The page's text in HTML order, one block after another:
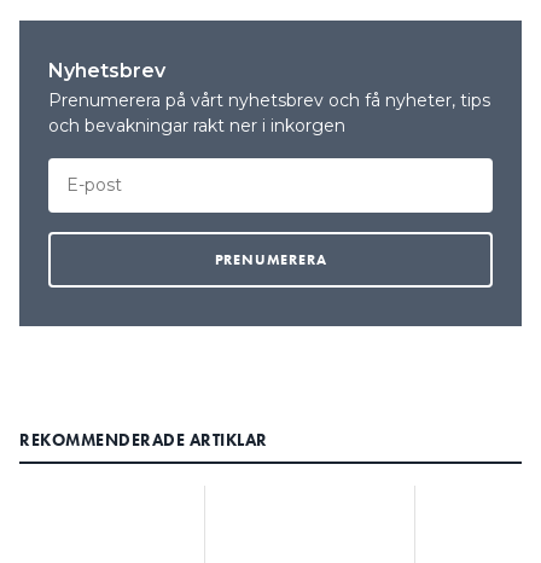
Nyhetsbrev
Prenumerera på vårt nyhetsbrev och få nyheter, tips
och bevakningar rakt ner i inkorgen
REKOMMENDERADE ARTIKLAR